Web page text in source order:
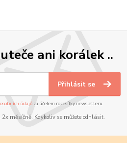
ani korálek ..
Přihlásit se
údajůza účelem rozesílky newsletteru.
měsíčně. Kdykoliv se můžete odhlásit.